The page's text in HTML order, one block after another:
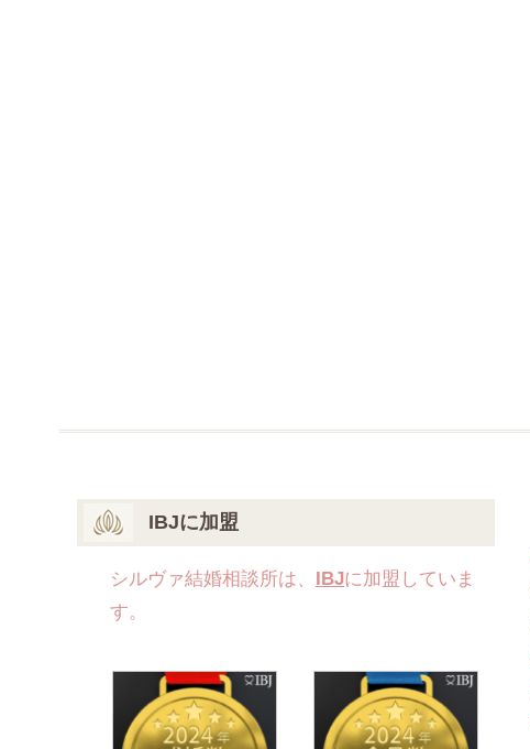
IBJに加盟
シルヴァ結婚相談所は、 IBJに加盟していま
す。